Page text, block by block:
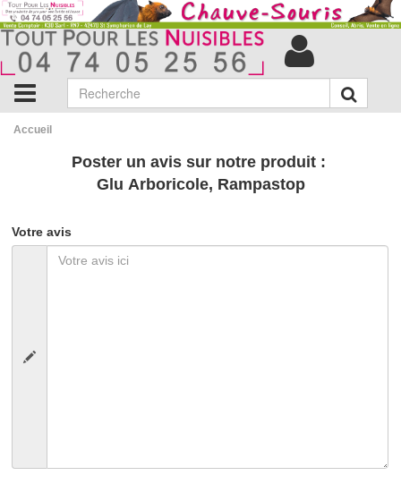
Accueil
Poster un avis sur notre produit :
Glu Arboricole, Rampastop
Votre avis